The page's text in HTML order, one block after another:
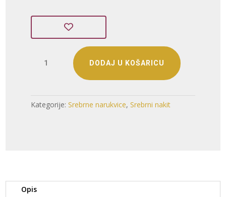
NARUKVICA
-
SRCE
DODAJ U KOŠARICU
Kategorije:Srebrne narukvice,Srebrni nakit
Opis